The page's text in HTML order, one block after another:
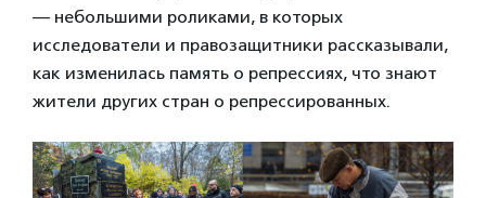
— небольшими роликами, в которых
исследователи и правозащитники рассказывали,
как изменилась память о репрессиях, что знают
жители других стран о репрессированных.